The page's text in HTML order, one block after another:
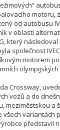
motoru,
od autobusu
v oblasti
který
společnost
motorem
Crossway,
vozů a do
meziměstskou a
všech variantách
představil